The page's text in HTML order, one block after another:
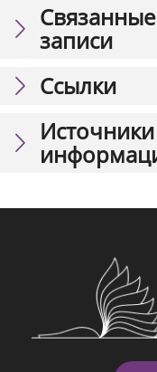
Связанные
записи
Ссылки
Источники